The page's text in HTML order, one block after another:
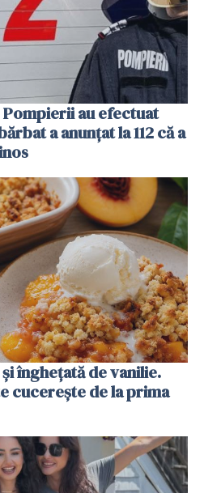
au efectuat
a anunțat la 112 că a
înghețată de vanilie.
cucerește de la prima